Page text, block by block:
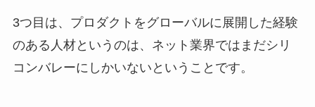
3つ目は、プロダクトをグローバルに展開した経験
のある人材というのは、ネット業界ではまだシリ
コンバレーにしかいないということです。